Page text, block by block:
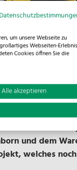
zwischen
Winter geringer
gefahrene
April 2025 –
Das ist eine
dem ersten
und dem
welches
um unsere Webseite zu
Webseiten-Erlebnis
Cookies öffnen Sie die
Alle akzeptieren